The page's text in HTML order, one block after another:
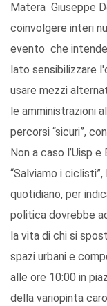
Matera Giuseppe
coinvolgere interi
evento che intende
lato sensibilizzare
usare mezzi
le amministrazioni
percorsi “sicuri”,
Non a caso l’Uisp
“Salviamo i
quotidiano, per
politica dovrebbe
la vita di chi si
spazi urbani e
alle ore 10:00 in
della variopinta